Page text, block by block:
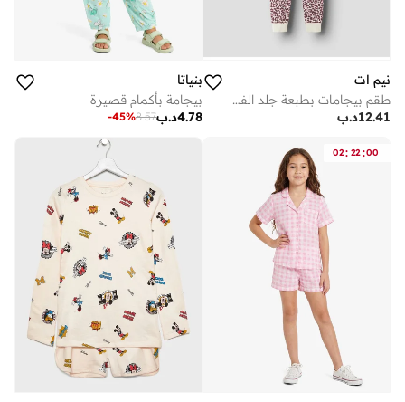
نيم ات
طقم بيجامات بطبعة جلد الفهد للأطفال
د.ب12.41
بنياتا
بيجامة بأكمام قصيرة
د.ب4.78
8.57
-45%
02: 22 :00